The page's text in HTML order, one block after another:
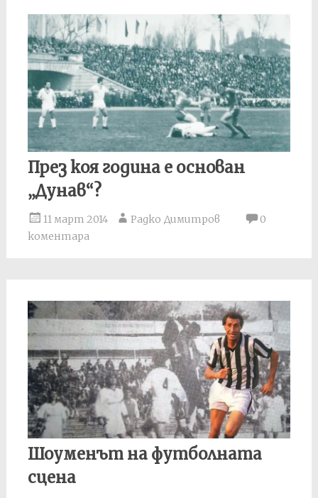
През коя година е основан
„Дунав“?
11 март 2014 Радко Димитров
0
коментара
Шоуменът на футболната
сцена